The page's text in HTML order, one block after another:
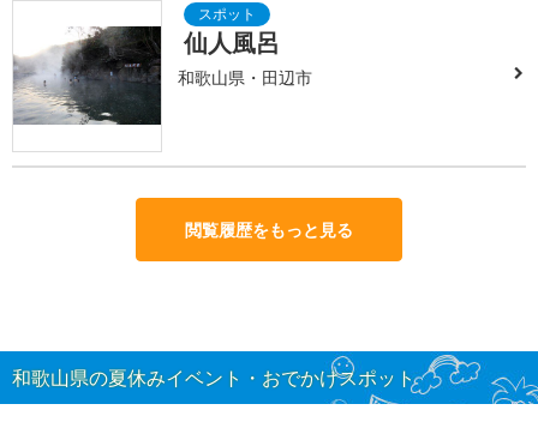
仙人風呂
和歌山県・田辺市
閲覧履歴をもっと見る
和歌山県の夏休みイベント・おでかけスポット